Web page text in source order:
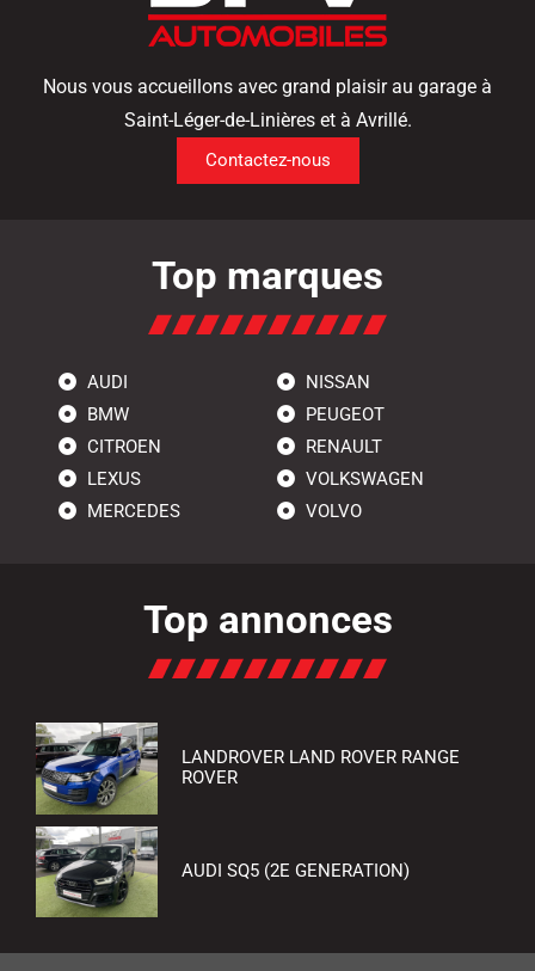
Nous vous accueillons avec grand plaisir au garage à
Saint-Léger-de-Linières et à Avrillé.
Contactez-nous
Top marques
AUDI
BMW
CITROEN
LEXUS
MERCEDES
NISSAN
PEUGEOT
RENAULT
VOLKSWAGEN
VOLVO
Top annonces
LANDROVER LAND ROVER RANGE
ROVER
AUDI SQ5 (2E GENERATION)